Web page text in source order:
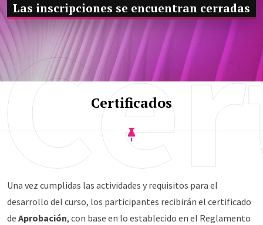
Las inscripciones se encuentran cerradas
Certificados
Una vez cumplidas las actividades y requisitos para el
desarrollo del curso, los participantes recibirán el certificado
de Aprobación, con base en lo establecido en el Reglamento